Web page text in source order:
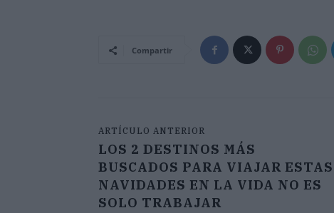
Compartir
ARTÍCULO ANTERIOR
LOS 2 DESTINOS MÁS
BUSCADOS PARA VIAJAR ESTAS
NAVIDADES EN LA VIDA NO ES
SOLO TRABAJAR